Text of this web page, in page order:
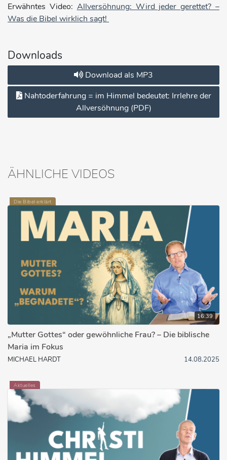
Erwähntes Video: Allversöhnung: Wird jeder gerettet? –
Was die Bibel wirklich sagt!
Downloads
Download als MP3
Nahtoderfahrung = im Himmel bedeutet: Irrlehre der
Allversöhnung (PDF)
ÄHNLICHE VIDEOS
Die Bibel erklärt
16:39
„Mutter Gottes“ oder gewöhnliche Frau? – Die biblische
Maria im Fokus
MICHAEL HARDT 14.08.2025
Aktuelles